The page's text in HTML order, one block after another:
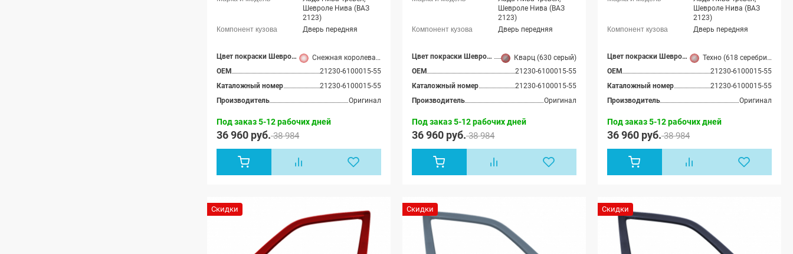
Шевроле Нива (ВАЗ
2123)
Дверь передняя
Цвет покраски Шевроле Нива
Снежная королева (690 серебристый)
OEM
21230-6100015-55
Каталожный номер
21230-6100015-55
Производитель
Оригинал
Под заказ 5-12 рабочих дней
36 960 руб.38 984
Шевроле Нива (ВАЗ
2123)
Дверь передняя
Цвет покраски Шевроле Нива
Кварц (630 серый)
OEM
21230-6100015-55
Каталожный номер
21230-6100015-55
Производитель
Оригинал
Под заказ 5-12 рабочих дней
36 960 руб.38 984
Шевроле Нива (ВАЗ
2123)
Дверь передняя
Цвет покраски Шевроле Нива
Техно (618 серебристо-бледно-серый)
OEM
21230-6100015-55
Каталожный номер
21230-6100015-55
Производитель
Оригинал
Под заказ 5-12 рабочих дней
36 960 руб.38 984
Скидки Скидки Скидки